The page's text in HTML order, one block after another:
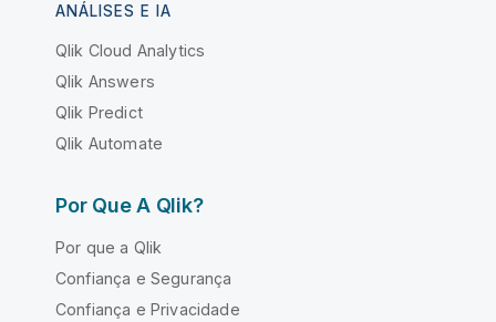
ANÁLISES E IA
Qlik Cloud Analytics
Qlik Answers
Qlik Predict
Qlik Automate
Por Que A Qlik?
Por que a Qlik
Confiança e Segurança
Confiança e Privacidade